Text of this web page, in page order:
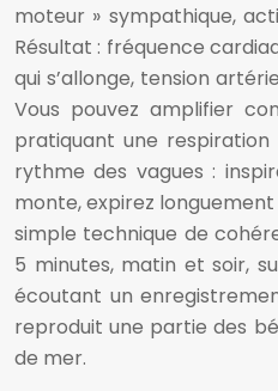
moteur » sympathique,
Résultat : fréquence
qui s’allonge, tension
Vous pouvez amplifier
pratiquant une
rythme des vagues :
monte, expirez
simple technique de
5 minutes, matin et soir,
écoutant un
reproduit une partie des
de mer.